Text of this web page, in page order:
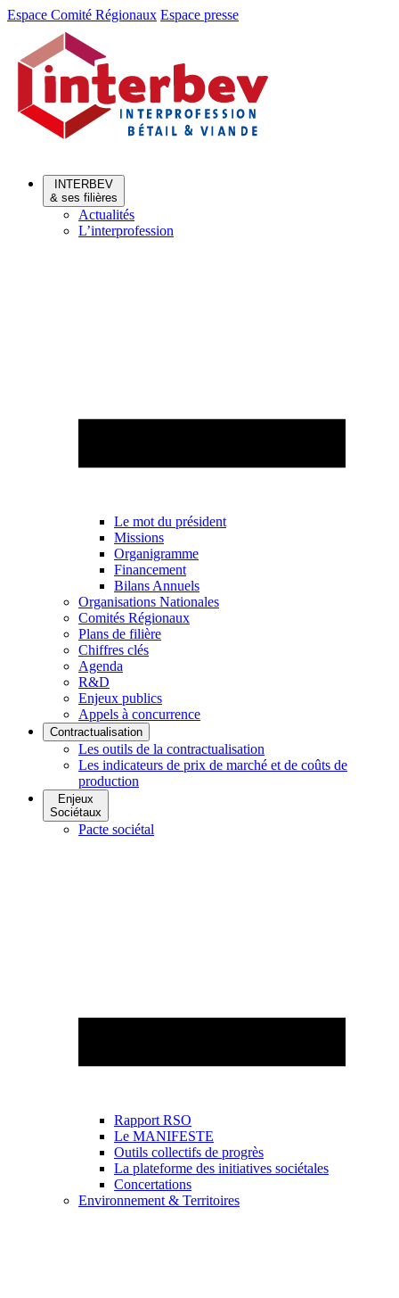
Aller
Aller
contenu
Espace Comité Régionaux Espace presse
INTERBEV
& ses filières
Actualités
L’interprofession
Le mot du président
Missions
Organigramme
Financement
Bilans Annuels
Organisations Nationales
Comités Régionaux
Plans de filière
Chiffres clés
Agenda
R&D
Enjeux publics
Appels à concurrence
Contractualisation
Les outils de la contractualisation
Les indicateurs de prix de marché et de coûts de
production
Enjeux
Sociétaux
Pacte sociétal
Rapport RSO
Le MANIFESTE
Outils collectifs de progrès
La plateforme des initiatives sociétales
Concertations
Environnement & Territoires